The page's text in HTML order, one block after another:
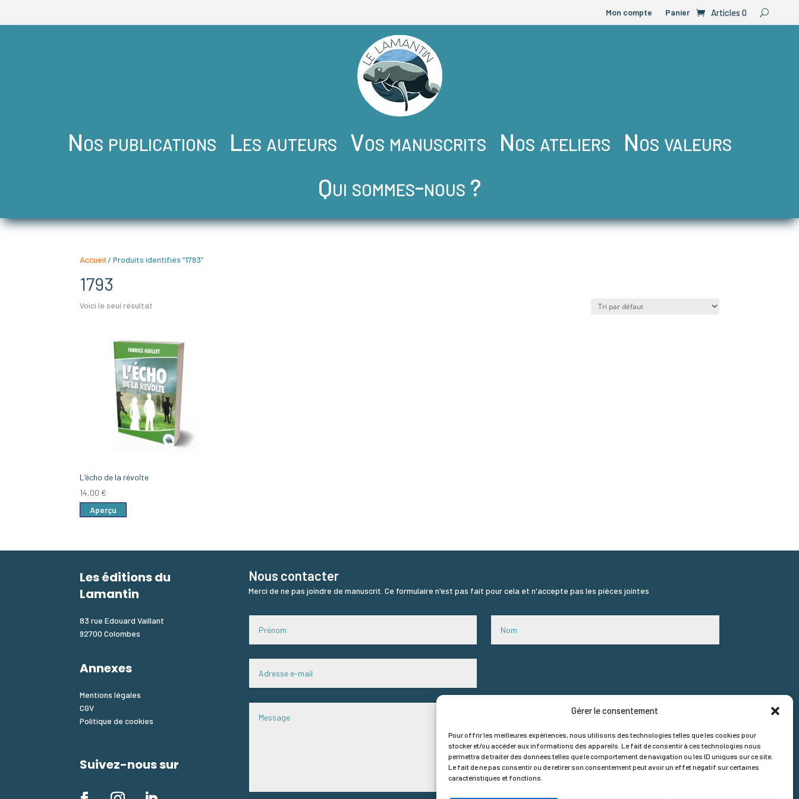
Gérer le consentement
Pour offrir les meilleures expériences, nous utilisons des technologies telles que les cookies pour
stocker et/ou accéder aux informations des appareils. Le fait de consentir à ces technologies nous
permettra de traiter des données telles que le comportement de navigation ou les ID uniques sur ce site.
Le fait de ne pas consentir ou de retirer son consentement peut avoir un effet négatif sur certaines
caractéristiques et fonctions.
Mon compte Panier Articles 0
Nos publications Les auteurs Vos manuscrits Nos ateliers Nos valeurs
Qui sommes-nous ?
Accueil / Produits identifiés “1793”
1793
Voici le seul résultat
L’écho de la révolte
14,00 €
Aperçu
Les éditions du
Lamantin
83 rue Edouard Vaillant
92700 Colombes
Annexes
Mentions légales
CGV
Politique de cookies
Suivez-nous sur
Nous contacter
Merci de ne pas joindre de manuscrit. Ce formulaire n'est pas fait pour cela et n'accepte pas les pièces jointes